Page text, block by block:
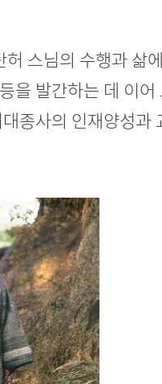
스님의 수행과 삶
을 발간하는 데 이
종사의 인재양성과